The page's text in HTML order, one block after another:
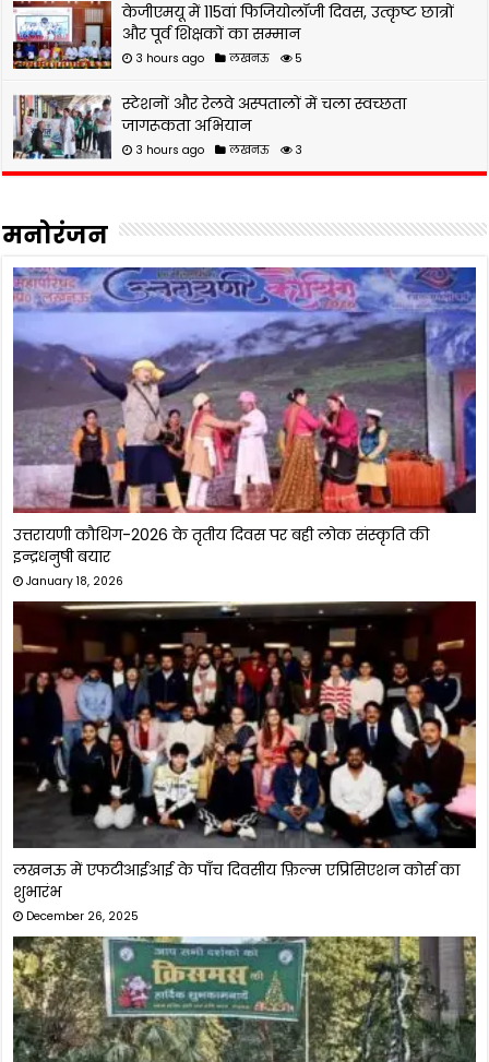
केजीएमयू में 115वां फिजियोलॉजी दिवस, उत्कृष्ट छात्रों
और पूर्व शिक्षकों का सम्मान
3 hours ago लखनऊ 5
स्टेशनों और रेलवे अस्पतालों में चला स्वच्छता
जागरूकता अभियान
3 hours ago लखनऊ 3
मनोरंजन
अनिल कपूर का दमदार एक्शन अवतार, कहानी थोड़ी कमजोर लेकिन
एक्शन भौकाली
March 7, 2026
पवन-अक्षरा विवाद पर खेसारी लाल की दो टूक, मनोज तिवारी के ऑफर
पर बोले- मैं जहां हूं, वहीं ठीक हूं
March 4, 2026